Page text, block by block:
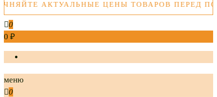
АКТУАЛЬНЫЕ ЦЕНЫ ТОВАРОВ ПЕРЕД
0
0 ₽
меню
0